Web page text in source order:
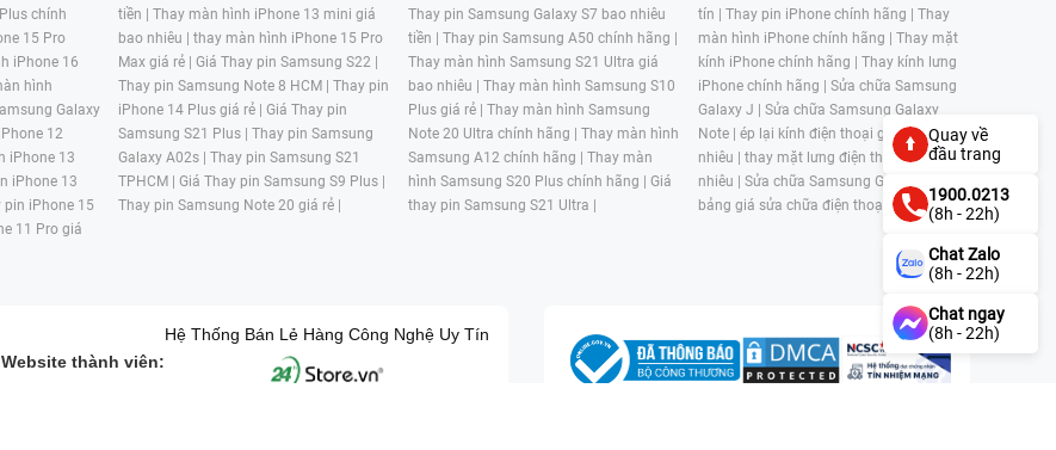
chính
15 Pro
iPhone 16
hình
Galaxy
12
iPhone 13
iPhone 13
pin iPhone 15
11 Pro giá
tiền | Thay màn hình iPhone 13 mini giá
bao nhiêu | thay màn hình iPhone 15 Pro
Max giá rẻ | Giá Thay pin Samsung S22 |
Thay pin Samsung Note 8 HCM | Thay pin
iPhone 14 Plus giá rẻ | Giá Thay pin
Samsung S21 Plus | Thay pin Samsung
Galaxy A02s | Thay pin Samsung S21
TPHCM | Giá Thay pin Samsung S9 Plus |
Thay pin Samsung Note 20 giá rẻ |
Thay pin Samsung Galaxy S7 bao nhiêu
tiền | Thay pin Samsung A50 chính hãng |
Thay màn hình Samsung S21 Ultra giá
bao nhiêu | Thay màn hình Samsung S10
Plus giá rẻ | Thay màn hình Samsung
Note 20 Ultra chính hãng | Thay màn hình
Samsung A12 chính hãng | Thay màn
hình Samsung S20 Plus chính hãng | Giá
thay pin Samsung S21 Ultra |
tín | Thay pin iPhone chính hãng | Thay
màn hình iPhone chính hãng | Thay mặt
kính iPhone chính hãng | Thay kính lưng
iPhone chính hãng | Sửa chữa Samsung
Galaxy J | Sửa chữa Samsung Galaxy
Note | ép lại kính điện thoại giá bao
nhiêu | thay mặt lưng điện thoại giá bao
nhiêu | Sửa chữa Samsung Galaxy S |
bảng giá sửa chữa điện thoại samsung |
Website thành viên:
Hệ Thống Bán Lẻ Hàng Công Nghệ Uy Tín
Quay về
đầu trang
1900.0213
(8h - 22h)
Chat Zalo
(8h - 22h)
Chat ngay
(8h - 22h)